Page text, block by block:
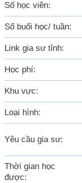
Số học viên:
Số buổi học/ tuần:
Link gia sư tỉnh:
Học phí:
Khu vực:
Loại hình:
Yêu cầu gia sư:
Thời gian học
được: